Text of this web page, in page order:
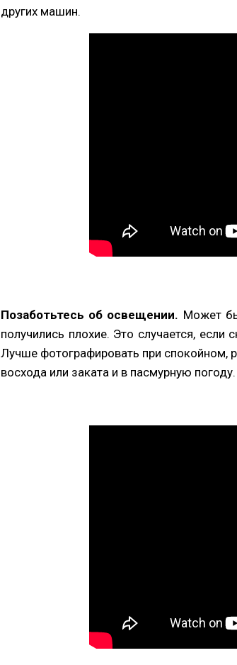
других машин.
Позаботьтесь об освещении. Может
получились плохие. Это случается,
Лучше фотографировать при спокойном,
восхода или заката и в пасмурную погоду.